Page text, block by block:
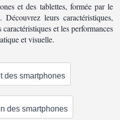
et des tablettes, formée par le
Découvrez leurs caractéristiques,
et les performances
et visuelle.
des smartphones
des smartphones